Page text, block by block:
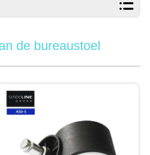
de bureaustoel